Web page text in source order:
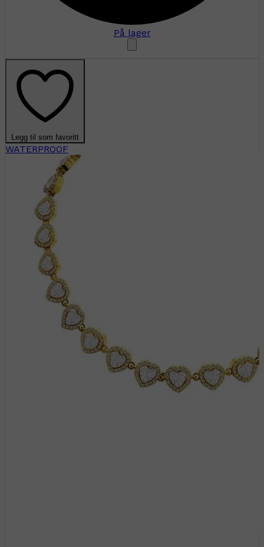
På lager
Legg til som favoritt
WATERPROOF